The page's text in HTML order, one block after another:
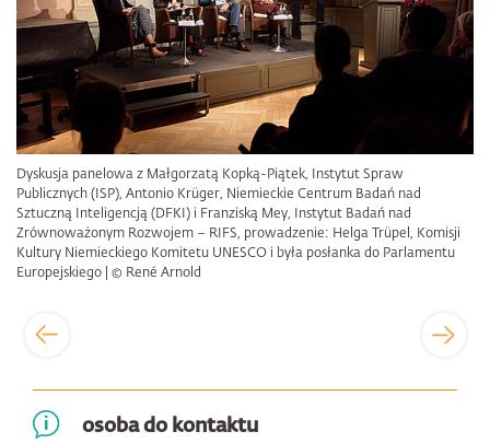
Dyskusja panelowa z Małgorzatą Kopką-Piątek, Instytut Spraw
Publicznych (ISP), Antonio Krüger, Niemieckie Centrum Badań nad
Sztuczną Inteligencją (DFKI) i Franziską Mey, Instytut Badań nad
Zrównoważonym Rozwojem – RIFS, prowadzenie: Helga Trüpel, Komisji
Kultury Niemieckiego Komitetu UNESCO i była posłanka do Parlamentu
Europejskiego | © René Arnold
osoba do kontaktu